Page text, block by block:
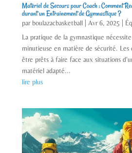
Materiel de Secours pour Coach : Comment
durant un Entrainement de Gymnastique ?
par boulazacbasketball| Avr 6, 2025
La pratique de la gymnastique
minutieuse en matière de sécurité. Les
être prêts à faire face aux situations
matériel adapté...
lire plus